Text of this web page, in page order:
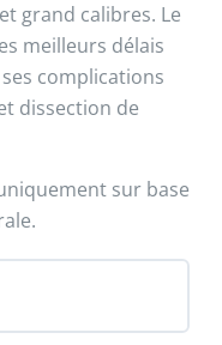
grand calibres. Le
meilleurs délais
complications
dissection de
sur base